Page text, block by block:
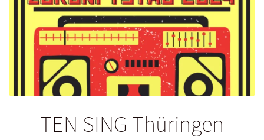
TEN SING Thüringen